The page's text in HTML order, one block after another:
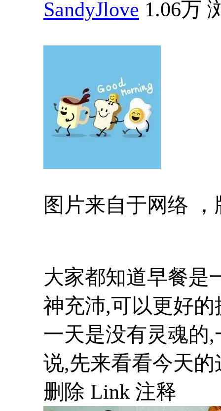
SandyJlove 1.06万
图片来自于网络
大家都知道早餐是
神充沛,可以更好
一天是没有灵魂的
说,先来看看今天
删除 Link 注释